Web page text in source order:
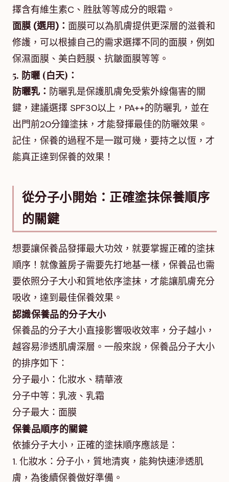
擇含有維生素C、胜肽等等成分的眼霜。
面膜 (選用)： 面膜可以為肌膚提供更深層的滋養和
修護，可以根據自己的需求選擇不同的面膜，例如
保濕面膜、美白麪膜、抗皺面膜等等。
5. 防曬 (白天)：
防曬乳： 防曬乳是保護肌膚免受紫外線傷害的關
鍵，建議選擇 SPF30以上，PA++的防曬乳，並在
出門前20分鐘塗抹，才能發揮最佳的防曬效果。
記住，保養的過程不是一蹴可幾，要持之以恆，才
能真正達到保養的效果！
從分子小開始：正確塗抹保養順序
的關鍵
想要讓保養品發揮最大功效，就要掌握正確的塗抹
順序！就像蓋房子需要先打地基一樣，保養品也需
要依照分子大小和質地依序塗抹，才能讓肌膚充分
吸收，達到最佳保養效果。
認識保養品的分子大小
保養品的分子大小直接影響吸收效率，分子越小，
越容易滲透肌膚深層。一般來說，保養品分子大小
的排序如下：
分子最小：化妝水、精華液
分子中等：乳液、乳霜
分子最大：面膜
保養品順序的關鍵
依據分子大小，正確的塗抹順序應該是：
1. 化妝水：分子小，質地清爽，能夠快速滲透肌
膚，為後續保養做好準備。